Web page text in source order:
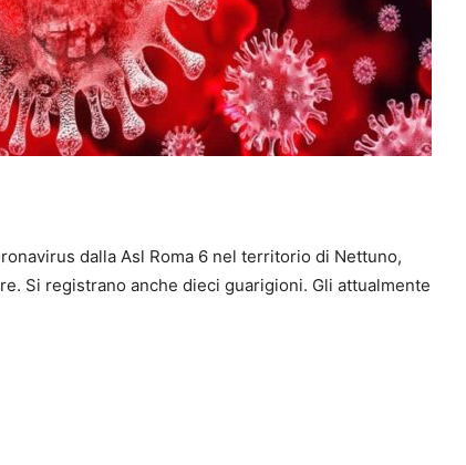
dalla Asl Roma 6 nel territorio di Nettuno,
Si registrano anche dieci guarigioni. Gli attualmente